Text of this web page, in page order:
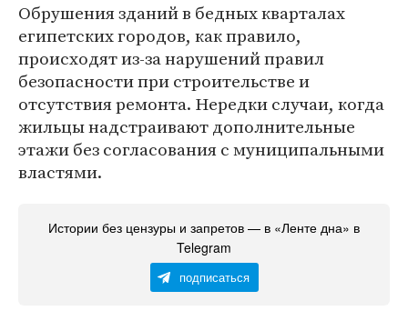
Обрушения зданий в бедных кварталах
египетских городов, как правило,
происходят из-за нарушений правил
безопасности при строительстве и
отсутствия ремонта. Нередки случаи, когда
жильцы надстраивают дополнительные
этажи без согласования с муниципальными
властями.
Истории без цензуры и запретов — в «Ленте дна» в
Telegram
подписаться